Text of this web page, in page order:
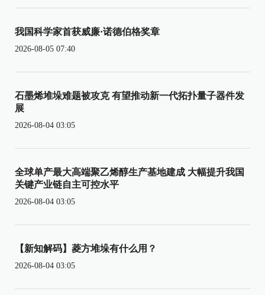
我国科学家首获威廉·诺德伯格奖章
2026-08-05 07:40
石墨烯堆垛难题被攻克 有望推动新一代拓扑量子器件发
展
2026-08-04 03:05
全球单产最大高端聚乙烯醇生产基地建成 大幅提升我国
关键产业链自主可控水平
2026-08-04 03:05
【新知解码】菱方堆垛有什么用？
2026-08-04 03:05